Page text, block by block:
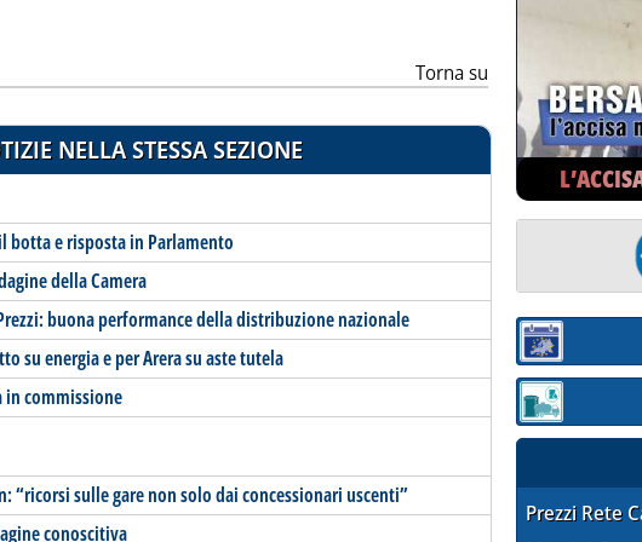
Torna su
NELLA STESSA SEZIONE
botta e risposta in Parlamento
della Camera
buona performance della distribuzione nazionale
su energia e per Arera su aste tutela
in commissione
“ricorsi sulle gare non solo dai concessionari uscenti”
conoscitiva
Sezione:
Sezione:
Prezzi Rete